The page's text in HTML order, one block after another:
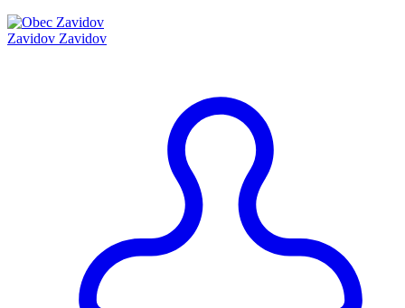
Zavidov Zavidov